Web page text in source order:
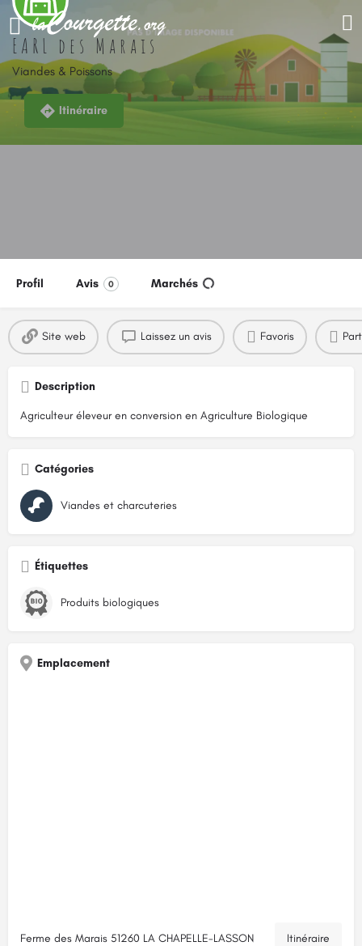
EARL des Marais
Viandes & Poissons
Itinéraire
Profil Avis 0 Marchés
Site web Laissez un avis Favoris
Description
Agriculteur éleveur en conversion en Agriculture Biologique
Catégories
Viandes et charcuteries
Étiquettes
Produits biologiques
Emplacement
Ferme des Marais 51260 LA CHAPELLE-LASSON Itinéraire